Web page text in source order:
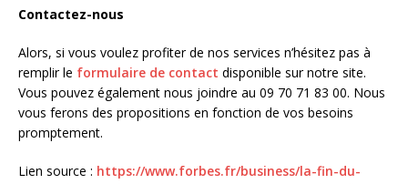
Contactez-nous
Alors, si vous voulez profiter de nos services n’hésitez pas à
remplir le formulaire de contact disponible sur notre site.
Vous pouvez également nous joindre au 09 70 71 83 00. Nous
vous ferons des propositions en fonction de vos besoins
promptement.
Lien source : https://www.forbes.fr/business/la-fin-du-